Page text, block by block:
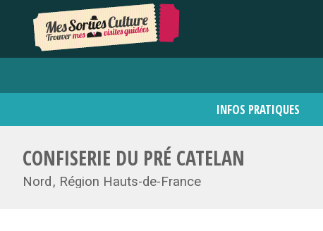
INFOS PRATIQUES
CONFISERIE DU PRÉ CATELAN
Nord Région Hauts-de-France